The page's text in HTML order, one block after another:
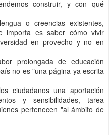
construir, y con qué
o creencias existentes,
importa es saber cómo vivir
en provecho y no en
prolongada de educación
no es "una página ya escrita
ciudadanos una aportación
y sensibilidades, tarea
pertenecen "al ámbito de